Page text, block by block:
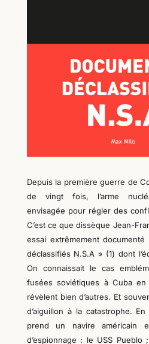
Depuis la première guerre de
de vingt fois, l’arme
envisagée pour régler des
C’est ce que dissèque Jean-
essai extrêmement
déclassifiés N.S.A » (1) dont
On connaissait le cas
fusées soviétiques à Cuba en
révèlent bien d’autres. Et
d’aiguillon à la catastrophe.
prend un navire américain
d’espionnage : le USS Pueblo